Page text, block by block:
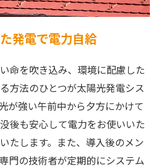
発電で電力自給
命を吹き込み、環境に配慮した
方法のひとつが太陽光発電シス
が強い午前中から夕方にかけて
後も安心して電力をお使いいた
たします。また、導入後のメン
門の技術者が定期的にシステム